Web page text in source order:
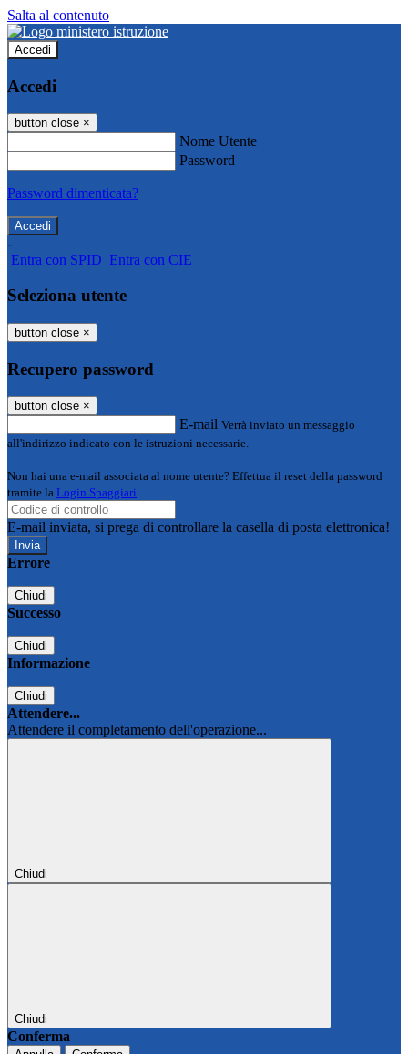
Salta al contenuto
Accedi
Accedi
button close ×
Nome Utente
Password
Password dimenticata?
-
Entra con SPID Entra con CIE
Seleziona utente
button close ×
Recupero password
button close ×
E-mail Verrà inviato un messaggio
all'indirizzo indicato con le istruzioni necessarie.
Non hai una e-mail associata al nome utente? Effettua il reset della password
tramite la Login Spaggiari
E-mail inviata, si prega di controllare la casella di posta elettronica!
Errore
Chiudi
Successo
Chiudi
Informazione
Chiudi
Attendere...
Attendere il completamento dell'operazione...
Chiudi
Chiudi
Conferma